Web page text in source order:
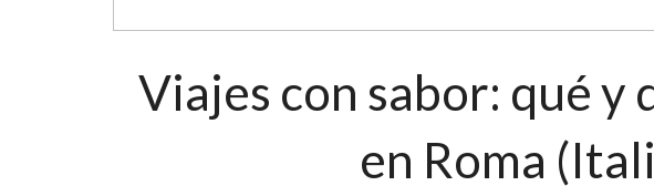
Viajes con sabor: qué y
en Roma